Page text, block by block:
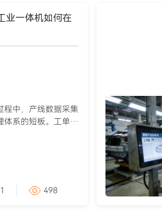
业一体机如何在
程中，产线数据采集
体系的短板。工单报
498